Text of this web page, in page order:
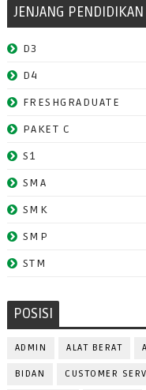
JENJANG PENDIDIKAN
D3
D4
FRESHGRADUATE
PAKET C
S1
SMA
SMK
SMP
STM
POSISI
ADMIN ALAT BERAT
BIDAN CUSTOMER